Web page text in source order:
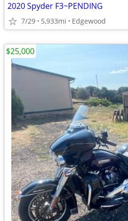
2020 Spyder F3~PENDING
7/29 5,933mi Edgewood
$25,000